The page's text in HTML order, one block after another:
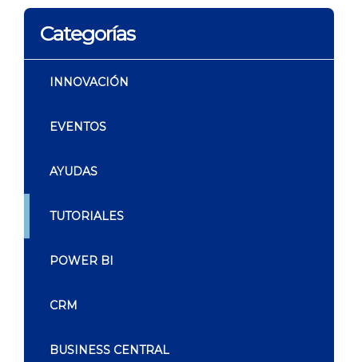
Categorías
INNOVACIÓN
EVENTOS
AYUDAS
TUTORIALES
POWER BI
CRM
BUSINESS CENTRAL